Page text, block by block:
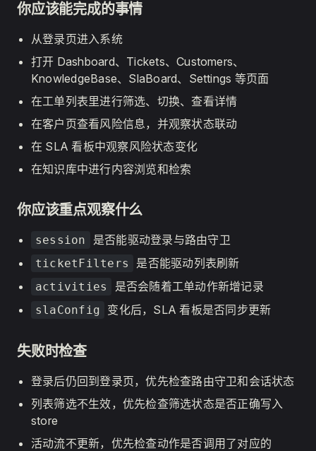
你应该能完成的事情
从登录页进入系统
打开 Dashboard、Tickets、Customers、
KnowledgeBase、SlaBoard、Settings 等页面
在工单列表里进行筛选、切换、查看详情
在客户页查看风险信息，并观察状态联动
在 SLA 看板中观察风险状态变化
在知识库中进行内容浏览和检索
你应该重点观察什么
session 是否能驱动登录与路由守卫
ticketFilters 是否能驱动列表刷新
activities 是否会随着工单动作新增记录
slaConfig 变化后，SLA 看板是否同步更新
失败时检查
登录后仍回到登录页，优先检查路由守卫和会话状态
列表筛选不生效，优先检查筛选状态是否正确写入
store
活动流不更新，优先检查动作是否调用了对应的